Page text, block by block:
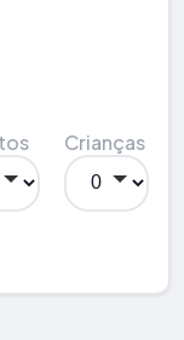
Crianças